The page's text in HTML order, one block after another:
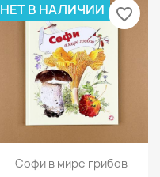
Просмотр
Софи в мире грибов
НЕТ В НАЛИЧИИ favorite_border